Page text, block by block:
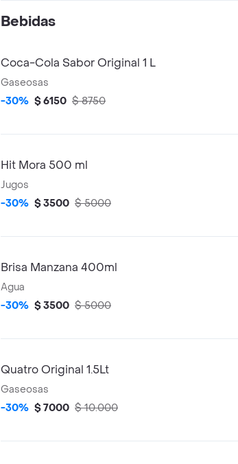
Bebidas
Coca-Cola Sabor Original 1 L
Gaseosas
-30% $ 6150 $ 8750
Hit Mora 500 ml
Jugos
-30% $ 3500 $ 5000
Brisa Manzana 400ml
Agua
-30% $ 3500 $ 5000
Quatro Original 1.5Lt
Gaseosas
-30% $ 7000 $ 10.000